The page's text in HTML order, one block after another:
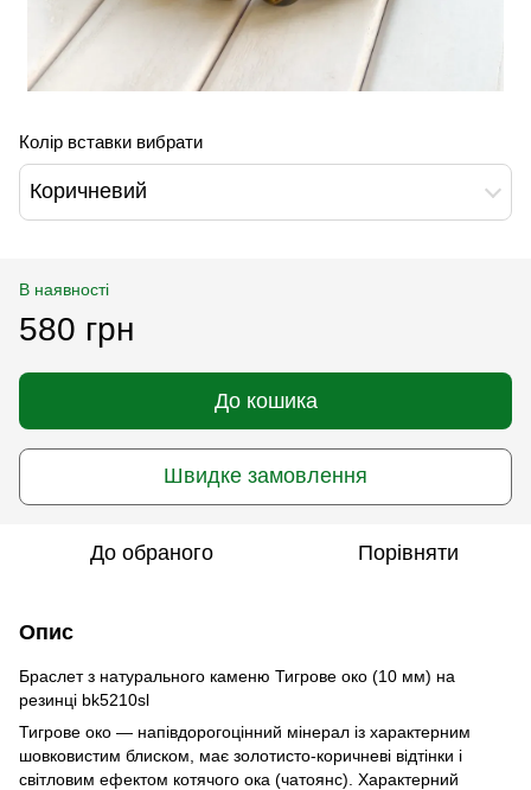
Колір вставки вибрати
Коричневий
В наявності
580 грн
До кошика
Швидке замовлення
До обраного Порівняти
Опис
Браслет з натурального каменю Тигрове око (10 мм) на
резинці bk5210sl
Тигрове око — напівдорогоцінний мінерал із характерним
шовковистим блиском, має золотисто-коричневі відтінки і
світловим ефектом котячого ока (чатоянс). Характерний